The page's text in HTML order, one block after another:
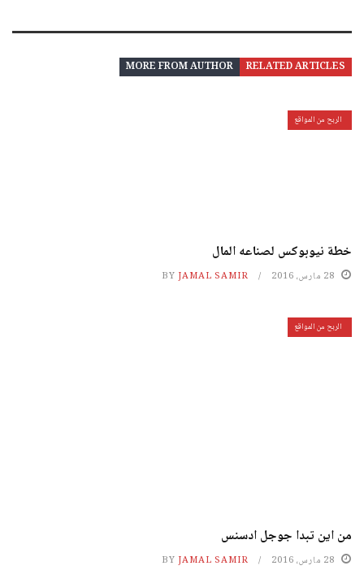
RELATED ARTICLES
MORE FROM AUTHOR
الربح من المواقع
خطة نيوبوكس لصناعه المال
28 مارس، 2016 BY JAMAL SAMIR
الربح من المواقع
من اين تبدا جوجل ادسنس
28 مارس، 2016 BY JAMAL SAMIR